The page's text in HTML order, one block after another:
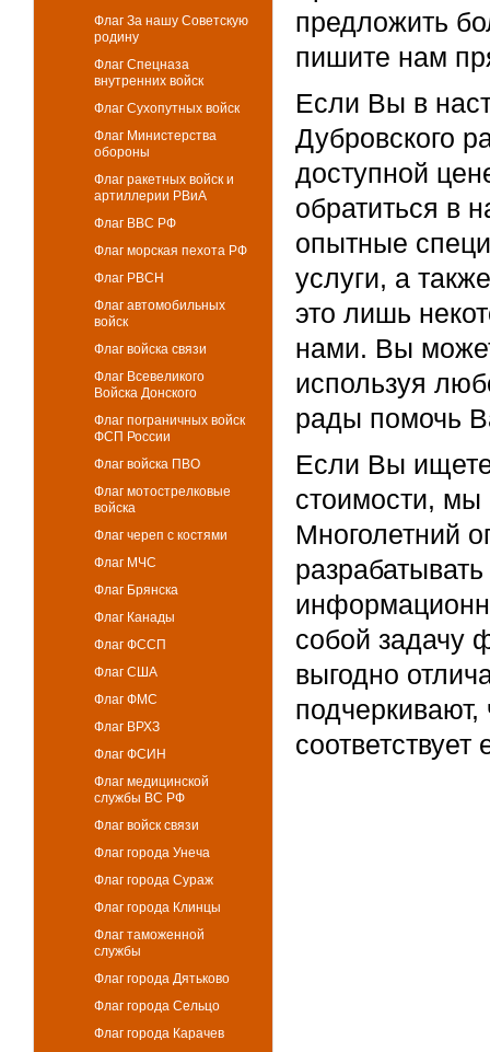
Флаг За нашу Советскую
родину
Флаг Спецназа
внутренних войск
Флаг Сухопутных войск
Флаг Министерства
обороны
Флаг ракетных войск и
артиллерии РВиА
Флаг ВВС РФ
Флаг морская пехота РФ
Флаг РВСН
Флаг автомобильных
войск
Флаг войска связи
Флаг Всевеликого
Войска Донского
Флаг пограничных войск
ФСП России
Флаг войска ПВО
Флаг мотострелковые
войска
Флаг череп с костями
Флаг МЧС
Флаг Брянска
Флаг Канады
Флаг ФССП
Флаг США
Флаг ФМС
Флаг ВРХЗ
Флаг ФСИН
Флаг медицинской
службы ВС РФ
Флаг войск связи
Флаг города Унеча
Флаг города Сураж
Флаг города Клинцы
Флаг таможенной
службы
Флаг города Дятьково
Флаг города Сельцо
Флаг города Карачев
предложить
пишите нам
Если Вы в
Дубровского
доступной
обратиться в
опытные
услуги, а
это лишь
нами. Вы
используя
рады помочь
Если Вы
стоимости, мы
Многолетний
собой задачу
выгодно